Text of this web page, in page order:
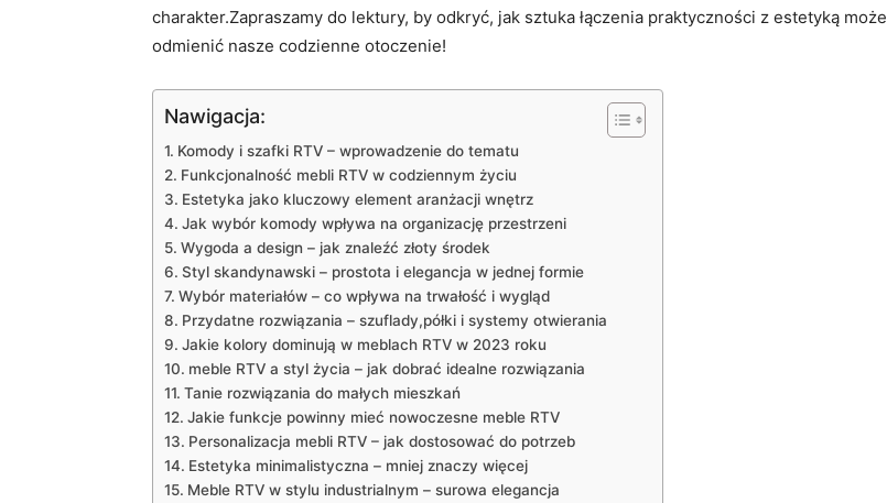
charakter.Zapraszamy do lektury, by odkryć, jak sztuka łączenia praktyczności z estetyką może
odmienić nasze codzienne otoczenie!
Nawigacja:
Komody i szafki RTV – wprowadzenie do tematu
Funkcjonalność mebli RTV w codziennym życiu
Estetyka jako kluczowy element aranżacji wnętrz
Jak wybór komody wpływa na organizację przestrzeni
Wygoda a design – jak znaleźć złoty środek
Styl skandynawski – prostota i elegancja w jednej formie
Wybór materiałów – co wpływa na trwałość i wygląd
Przydatne rozwiązania – szuflady,półki i systemy otwierania
Jakie kolory dominują w meblach RTV w 2023 roku
meble RTV a styl życia – jak dobrać idealne rozwiązania
Tanie rozwiązania do małych mieszkań
Jakie funkcje powinny mieć nowoczesne meble RTV
Personalizacja mebli RTV – jak dostosować do potrzeb
Estetyka minimalistyczna – mniej znaczy więcej
Meble RTV w stylu industrialnym – surowa elegancja